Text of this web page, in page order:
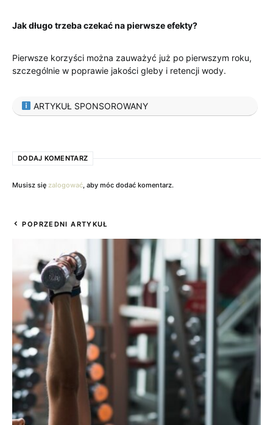
Jak długo trzeba czekać na pierwsze efekty?
Pierwsze korzyści można zauważyć już po pierwszym roku,
szczególnie w poprawie jakości gleby i retencji wody.
ARTYKUŁ SPONSOROWANY
DODAJ KOMENTARZ
Musisz się zalogować, aby móc dodać komentarz.
POPRZEDNI ARTYKUŁ